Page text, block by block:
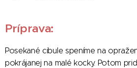
Príprava:
Posekané cibule speníme na
pokrájanej na malé kocky. Potom